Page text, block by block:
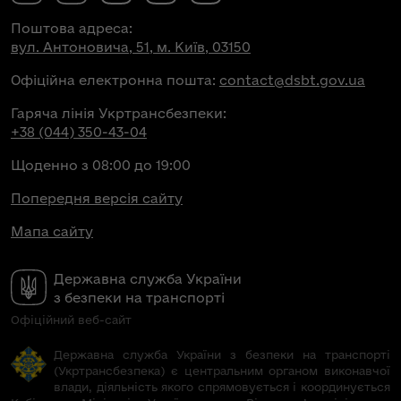
Державна служба України
з безпеки на транспорті
Офіційний веб-сайт
Поштова адреса:
вул. Антоновича, 51, м. Київ, 03150
Офіційна електронна пошта: contact@dsbt.gov.ua
Гаряча лінія Укртрансбезпеки:
+38 (044) 350-43-04
Щоденно з 08:00 до 19:00
Попередня версія сайту
Мапа сайту
Державна служба України з безпеки на транспорті
(Укртрансбезпека) є центральним органом виконавчої
влади, діяльність якого спрямовується і координується